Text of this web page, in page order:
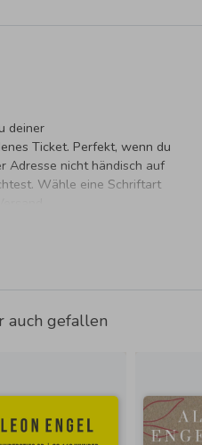
deiner
Ticket. Perfekt, wenn du
Adresse nicht händisch auf
Wähle eine Schriftart
auch gefallen